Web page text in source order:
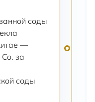
соды
—
за
соды